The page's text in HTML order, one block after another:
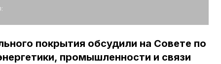
покрытия обсудили на Совете по
промышленности и связи